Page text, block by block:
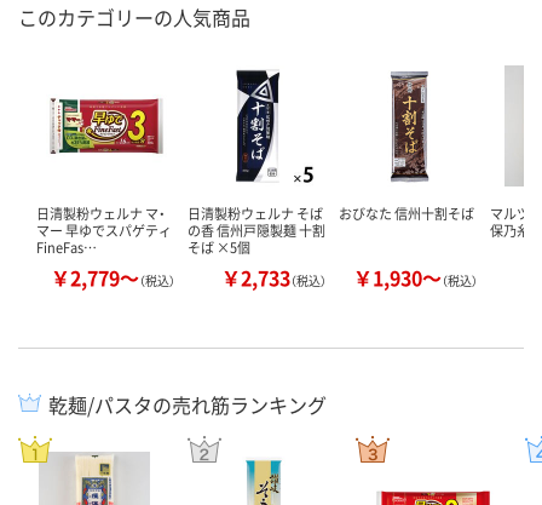
このカテゴリーの人気商品
日清製粉ウェルナ マ・
マー 早ゆでスパゲティ
FineFas…
￥2,779～（税込）
日清製粉ウェルナ そば
の香 信州戸隠製麺 十割
そば ×5個
￥2,733（税込）
おびなた 信州十割そば
￥1,930～（税込）
マルツ
保乃糸
乾麺/パスタの売れ筋ランキング